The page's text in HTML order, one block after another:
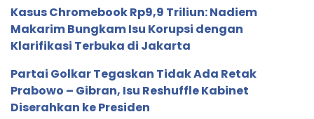
Kasus Chromebook Rp9,9 Triliun: Nadiem
Makarim Bungkam Isu Korupsi dengan
Klarifikasi Terbuka di Jakarta
Partai Golkar Tegaskan Tidak Ada Retak
Prabowo – Gibran, Isu Reshuffle Kabinet
Diserahkan ke Presiden